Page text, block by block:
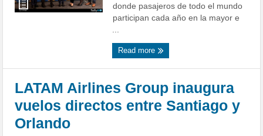
donde pasajeros de todo el mundo
participan cada año en la mayor e
...
Read more
LATAM Airlines Group inaugura
vuelos directos entre Santiago y
Orlando